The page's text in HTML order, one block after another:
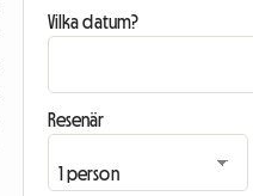
Vilka datum?
Resenär